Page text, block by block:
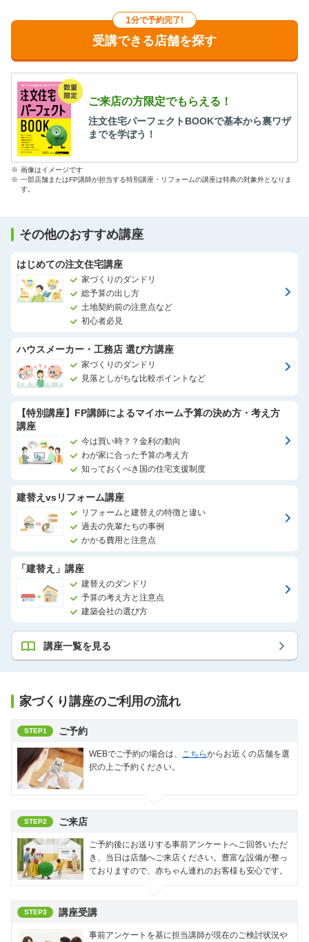
1分で予約完了!
受講できる店舗を探す
ご来店の方限定でもらえる！
注文住宅パーフェクトBOOKで基本から裏ワザ
までを学ぼう！
※ 画像はイメージです
※ 一部店舗またはFP講師が担当する特別講座・リフォームの講座は特典の対象外となりま
す。
その他のおすすめ講座
はじめての注文住宅講座
家づくりのダンドリ
総予算の出し方
土地契約前の注意点など
初心者必見
ハウスメーカー・工務店 選び方講座
家づくりのダンドリ
見落としがちな比較ポイントなど
【特別講座】FP講師によるマイホーム予算の決め方・考え方
講座
今は買い時？？金利の動向
わが家に合った予算の考え方
知っておくべき国の住宅支援制度
建替えvsリフォーム講座
リフォームと建替えの特徴と違い
過去の先輩たちの事例
かかる費用と注意点
「建替え」講座
建替えのダンドリ
予算の考え方と注意点
建築会社の選び方
講座一覧を見る
家づくり講座のご利用の流れ
STEP1 ご予約
WEBでご予約の場合は、 こちらからお近くの店舗を選
択の上ご予約ください。
STEP2 ご来店
ご予約後にお送りする事前アンケートへご回答いただ
き、当日は店舗へご来店ください。豊富な設備が整っ
ておりますので、赤ちゃん連れのお客様も安心です。
STEP3 講座受講
事前アンケートを基に担当講師が現在のご検討状況や